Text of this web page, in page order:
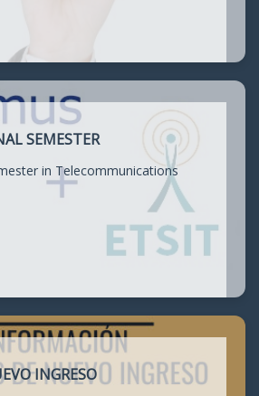
SEMESTER
in Telecommunications
INGRESO